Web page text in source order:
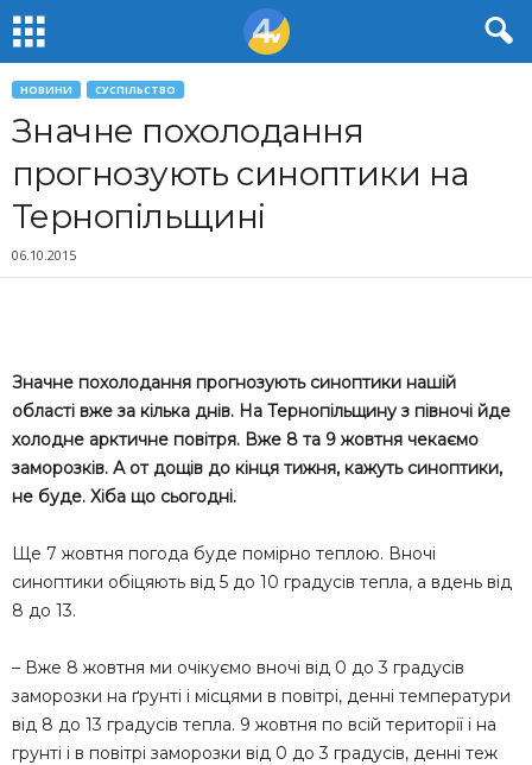
НОВИНИ СУСПІЛЬСТВО
Значне похолодання
прогнозують синоптики на
Тернопільщині
06.10.2015
Значне похолодання прогнозують синоптики нашій
області вже за кілька днів. На Тернопільщину з півночі йде
холодне арктичне повітря. Вже 8 та 9 жовтня чекаємо
заморозків. А от дощів до кінця тижня, кажуть синоптики,
не буде. Хіба що сьогодні.
Ще 7 жовтня погода буде помірно теплою. Вночі
синоптики обіцяють від 5 до 10 градусів тепла, а вдень від
8 до 13.
– Вже 8 жовтня ми очікуємо вночі від 0 до 3 градусів
заморозки на ґрунті і місцями в повітрі, денні температури
від 8 до 13 градусів тепла. 9 жовтня по всій території і на
грунті і в повітрі заморозки від 0 до 3 градусів, денні теж